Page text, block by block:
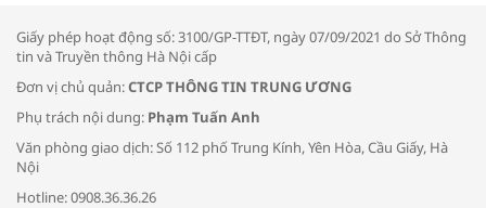
Bác sĩ tư vấn cách phòng tránh bệnh
đường hô hấp trong thời tiết giao mùa
Giấy phép hoạt động số: 3100/GP-TTĐT, ngày 07/09/2021 do Sở Thông
tin và Truyền thông Hà Nội cấp
Đơn vị chủ quản:CTCP THÔNG TIN TRUNG ƯƠNG
Phụ trách nội dung: Phạm Tuấn Anh
Văn phòng giao dịch: Số 112 phố Trung Kính, Yên Hòa, Cầu Giấy, Hà
Nội
Hotline: 0908.36.36.26